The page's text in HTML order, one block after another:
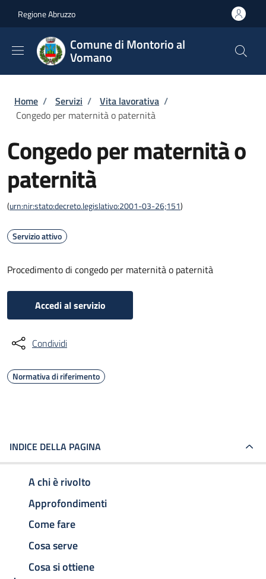
Regione Abruzzo
Comune di Montorio al
Vomano
Briciole di pane
Home / Servizi / Vita lavorativa /
Congedo per maternità o paternità
Congedo per maternità o
paternità
(urn:nir:stato:decreto.legislativo:2001-03-26;151)
Servizio attivo
Procedimento di congedo per maternità o paternità
Accedi al servizio
Condividi
Normativa di riferimento
INDICE DELLA PAGINA
A chi è rivolto
Approfondimenti
Come fare
Cosa serve
Cosa si ottiene